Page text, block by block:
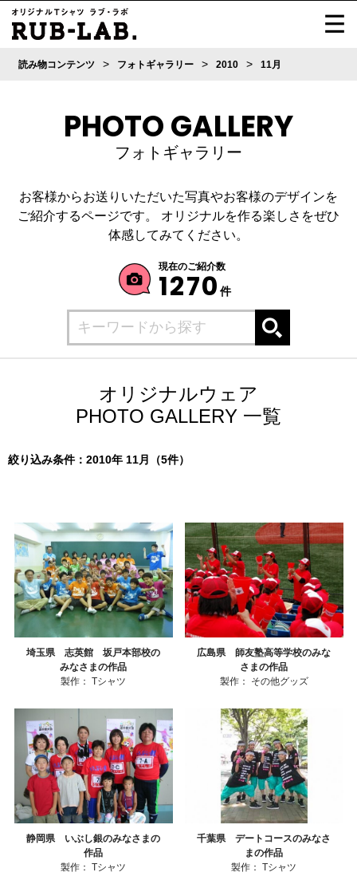
読み物コンテンツ > フォトギャラリー > 2010 > 11月
PHOTO GALLERY
フォトギャラリー
お客様からお送りいただいた写真やお客様のデザインを
ご紹介するページです。
オリジナルを作る楽しさをぜひ
体感してみてください。
現在のご紹介数
1270 件
オリジナルウェア
PHOTO GALLERY 一覧
絞り込み条件：2010年 11月（5件）
埼玉県 志英館 坂戸本部校の
みなさまの作品
製作： Tシャツ
広島県 師友塾高等学校のみな
さまの作品
製作：
その他グッズ
静岡県 いぶし銀のみなさまの
作品
製作： Tシャツ
千葉県 デートコースのみなさ
まの作品
製作： Tシャツ